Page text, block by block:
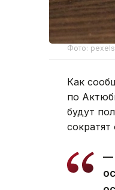
Фото: pexels
Как
по
будут
сократят
—